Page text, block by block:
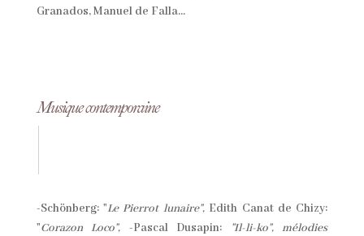
Granados, Manuel de Falla...
Musique contemporaine
-Schönberg: "Le Pierrot lunaire", Edith Canat de Chizy:
"Corazon Loco", -Pascal Dusapin:
"Il-li-ko", mélodies